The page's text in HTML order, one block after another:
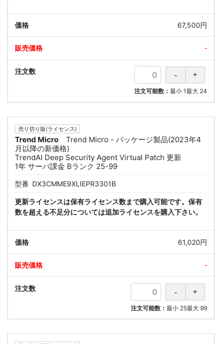
67,500円
-
注文可能数： 最小 1最大 24
売り切り版(ライセンス)
Trend Micro
Trend Micro - パッケージ製品(2023年4
月以降の新価格)
TrendAI Deep Security Agent Virtual Patch 更新
1年 サーバ課金 Bランク 25-99
型番 DX3CMME9XLIEPR3301B
更新ライセンスは保有ライセンス数まで購入可能です。保有
数を超える不足分については追加ライセンスを購入下さい。
61,020円
-
注文可能数： 最小 25最大 99